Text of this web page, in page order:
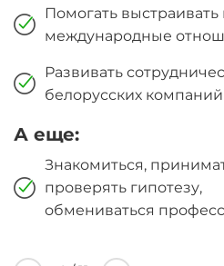
Помогать
международные
Развивать
белорусских компаний
А еще:
Знакомиться,
проверять гипотезу,
обмениваться